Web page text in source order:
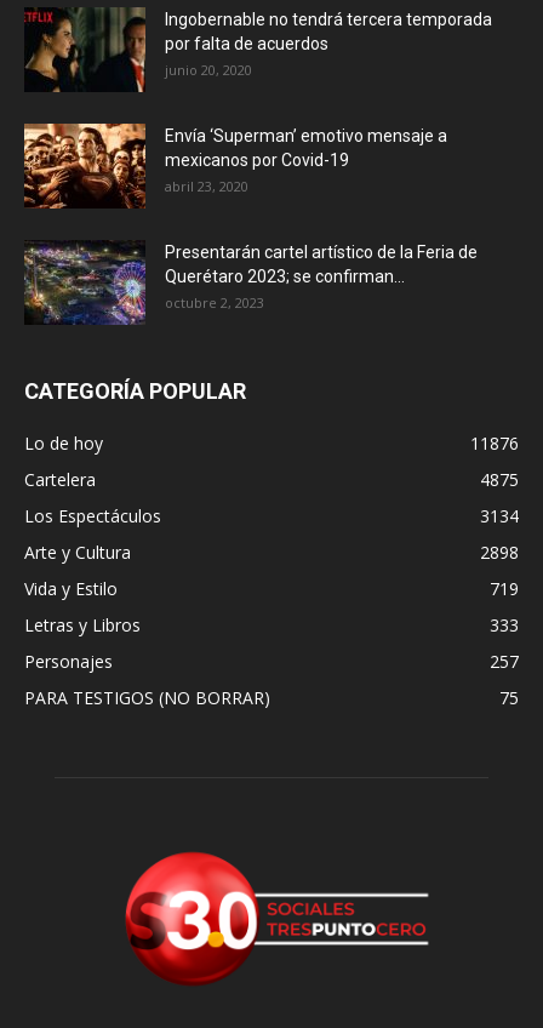
Ingobernable no tendrá tercera temporada
por falta de acuerdos
junio 20, 2020
Envía ‘Superman’ emotivo mensaje a
mexicanos por Covid-19
abril 23, 2020
Presentarán cartel artístico de la Feria de
Querétaro 2023; se confirman...
octubre 2, 2023
CATEGORÍA POPULAR
Lo de hoy
11876
Cartelera
4875
Los Espectáculos
3134
Arte y Cultura
2898
Vida y Estilo
719
Letras y Libros
333
Personajes
257
PARA TESTIGOS (NO BORRAR)
75